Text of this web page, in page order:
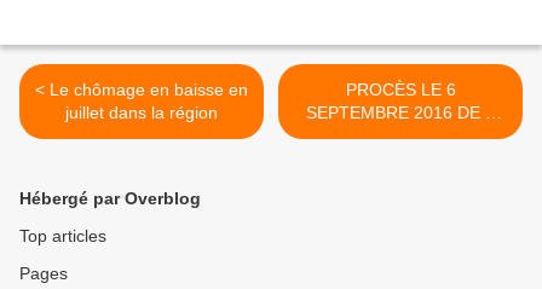
< Le chômage en baisse en
juillet dans la région
PROCÈS LE 6
SEPTEMBRE 2016 DE 2
OPPOSANTS A CIGEO >
Hébergé par Overblog
Top articles
Pages